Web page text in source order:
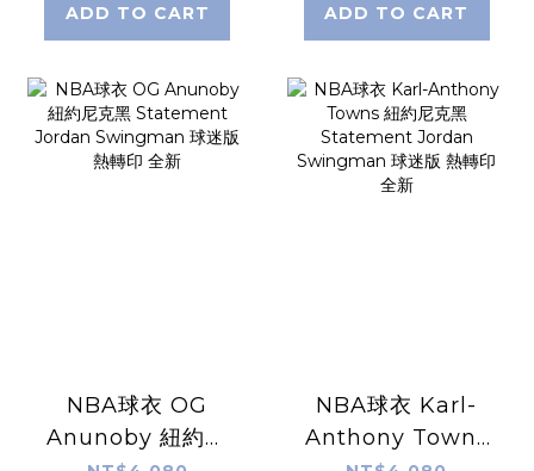
ADD TO CART ADD TO CART
NBA球衣 OG
Anunoby 紐約尼
NBA球衣 Karl-
Anthony Towns